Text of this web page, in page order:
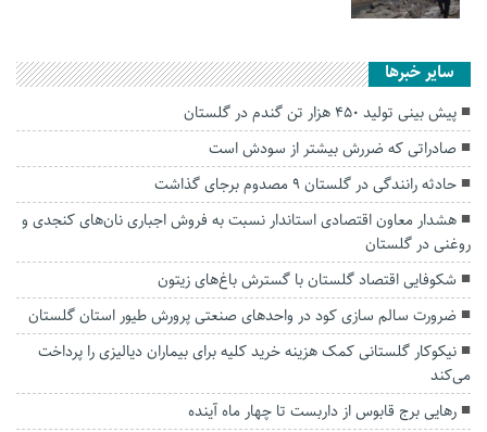
سایر خبرها
پیش بینی تولید ۴۵۰ هزار تن گندم در گلستان
صادراتی که ضررش بیشتر از سودش است
حادثه رانندگی در گلستان ۹ مصدوم برجای گذاشت
هشدار معاون اقتصادی استاندار نسبت به فروش اجباری نان‌های کنجدی و
روغنی در گلستان
شکوفایی اقتصاد گلستان با گسترش باغ‌های زیتون
ضرورت سالم سازی کود در واحد‌های صنعتی پرورش طیور استان گلستان
نیکوکار گلستانی کمک هزینه خرید کلیه برای بیماران دیالیزی را پرداخت
می‌کند
رهایی برج قابوس از داربست تا چهار ماه آینده